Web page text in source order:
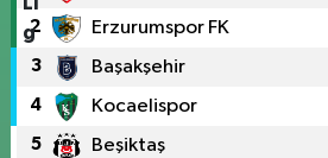
2 Erzurumspor FK
3 Başakşehir
4 Kocaelispor
5 Beşiktaş